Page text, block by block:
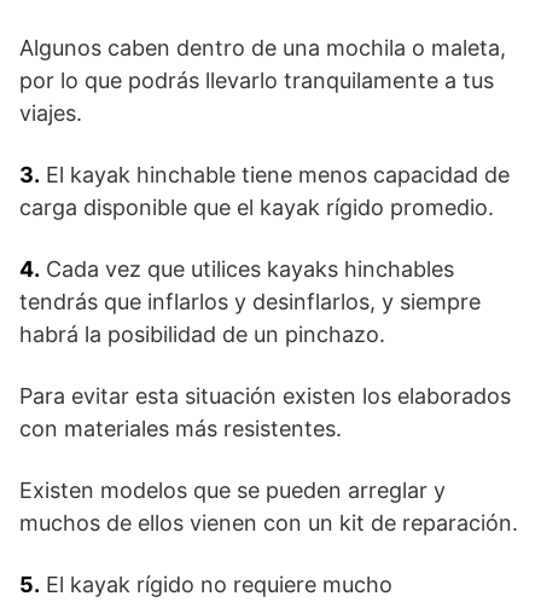
Algunos caben dentro de una mochila o maleta,
por lo que podrás llevarlo tranquilamente a tus
viajes.
3. El kayak hinchable tiene menos capacidad de
carga disponible que el kayak rígido promedio.
4. Cada vez que utilices kayaks hinchables
tendrás que inflarlos y desinflarlos, y siempre
habrá la posibilidad de un pinchazo.
Para evitar esta situación existen los elaborados
con materiales más resistentes.
Existen modelos que se pueden arreglar y
muchos de ellos vienen con un kit de reparación.
5. El kayak rígido no requiere mucho